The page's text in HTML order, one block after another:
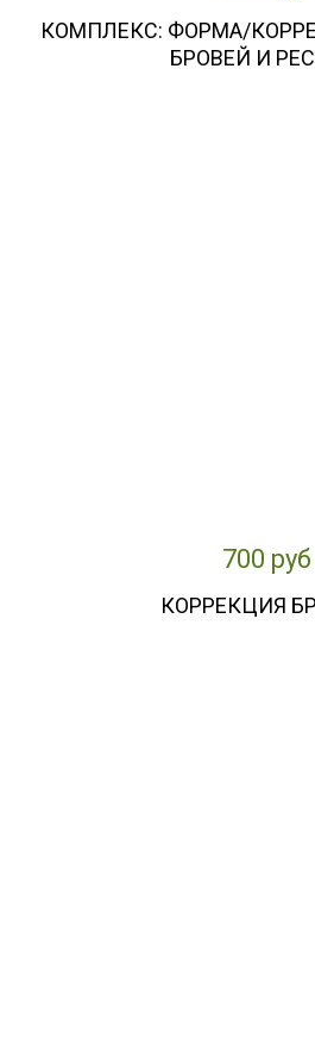
КОМПЛЕКС: ФОРМА/
БРОВЕЙ И
700 руб
КОРРЕКЦИЯ